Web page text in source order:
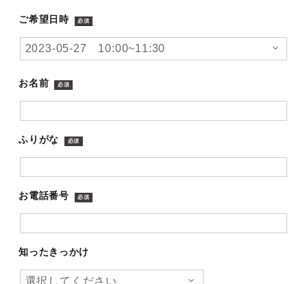
ご希望日時 必須
お名前 必須
ふりがな 必須
お電話番号 必須
知ったきっかけ